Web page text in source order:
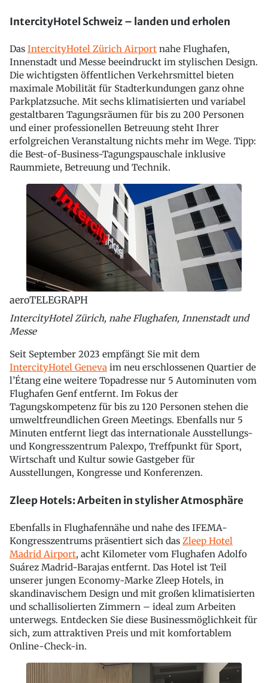
IntercityHotel Schweiz – landen und erholen
Das IntercityHotel Zürich Airport nahe Flughafen,
Innenstadt und Messe beeindruckt im stylischen Design.
Die wichtigsten öffentlichen Verkehrsmittel bieten
maximale Mobilität für Stadterkundungen ganz ohne
Parkplatzsuche. Mit sechs klimatisierten und variabel
gestaltbaren Tagungsräumen für bis zu 200 Personen
und einer professionellen Betreuung steht Ihrer
erfolgreichen Veranstaltung nichts mehr im Wege. Tipp:
die Best-of-Business-Tagungspauschale inklusive
Raummiete, Betreuung und Technik.
aeroTELEGRAPH
IntercityHotel Zürich, nahe Flughafen, Innenstadt und
Messe
Seit September 2023 empfängt Sie mit dem
IntercityHotel Geneva im neu erschlossenen Quartier de
l’Étang eine weitere Topadresse nur 5 Autominuten vom
Flughafen Genf entfernt. Im Fokus der
Tagungskompetenz für bis zu 120 Personen stehen die
umweltfreundlichen Green Meetings. Ebenfalls nur 5
Minuten entfernt liegt das internationale Ausstellungs-
und Kongresszentrum Palexpo, Treffpunkt für Sport,
Wirtschaft und Kultur sowie Gastgeber für
Ausstellungen, Kongresse und Konferenzen.
Zleep Hotels: Arbeiten in stylisher Atmosphäre
Ebenfalls in Flughafennähe und nahe des IFEMA-
Kongresszentrums präsentiert sich das Zleep Hotel
Madrid Airport, acht Kilometer vom Flughafen Adolfo
Suárez Madrid-Barajas entfernt. Das Hotel ist Teil
unserer jungen Economy-Marke Zleep Hotels, in
skandinavischem Design und mit großen klimatisierten
und schallisolierten Zimmern – ideal zum Arbeiten
unterwegs. Entdecken Sie diese Businessmöglichkeit für
sich, zum attraktiven Preis und mit komfortablem
Online-Check-in.